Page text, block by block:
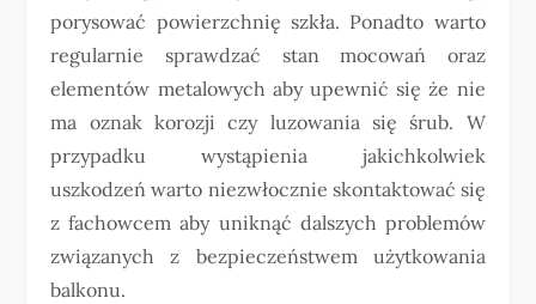
porysować powierzchnię szkła. Ponadto warto
regularnie sprawdzać stan mocowań oraz
elementów metalowych aby upewnić się że nie
ma oznak korozji czy luzowania się śrub. W
przypadku wystąpienia jakichkolwiek
uszkodzeń warto niezwłocznie skontaktować się
z fachowcem aby uniknąć dalszych problemów
związanych z bezpieczeństwem użytkowania
balkonu.